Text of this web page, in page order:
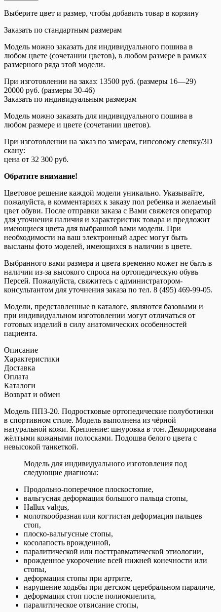
Выберите цвет и размер, чтобы добавить товар в корзину
Заказать по стандартным размерам
Модель можно заказать для индивидуального пошива в
любом цвете (сочетании цветов), в любом размере в рамках
размерного ряда этой модели.
При изготовлении на заказ: 13500 руб. (размеры 16—29)
20000 руб. (размеры 30-46)
Заказать по индивидуальным размерам
Модель можно заказать для индивидуального пошива в
любом размере и цвете (сочетании цветов).
При изготовлении на заказ по замерам, гипсовому слепку/3D
скану:
цена от 32 300 руб.
Обратите внимание!
Цветовое решение каждой модели уникально. Указывайте,
пожалуйста, в комментариях к заказу пол ребенка и желаемый
цвет обуви. После отправки заказа с Вами свяжется оператор
для уточнения наличия и характеристик товара и предложит
имеющиеся цвета для выбранной вами модели. При
необходимости на ваш электронный адрес могут быть
высланы фото моделей, имеющихся в наличии в цвете.
Выбранного вами размера и цвета временно может не быть в
наличии из-за высокого спроса на ортопедическую обувь
Персей. Пожалуйста, свяжитесь с администратором-
консультантом для уточнения заказа по тел. 8 (495) 469-99-05.
Модели, представленные в каталоге, являются базовыми и
при индивидуальном изготовлении могут отличаться от
готовых изделий в силу анатомических особенностей
пациента.
Описание
Характеристики
Доставка
Оплата
Каталоги
Возврат и обмен
Модель ПП3-20. Подростковые ортопедические полуботинки
в спортивном стиле. Модель выполнена из чёрной
натуральной кожи. Крепление: шнуровка в тон. Декорирована
жёлтыми кожаными полосками. Подошва белого цвета с
невысокой танкеткой.
Модель для индивидуального изготовления под
следующие диагнозы:
Продольно-поперечное плоскостопие,
вальгусная деформация большого пальца стопы,
Hallux valgus,
молоткообразная или когтистая деформация пальцев
стоп,
плоско-вальгусные стопы,
косолапость врожденной,
паралитической или посттравматической этиологии,
врожденное укорочение всей нижней конечности или
стопы,
деформация стопы при артрите,
нарушение ходьбы при детском церебральном параличе,
деформация стоп после полиомиелита,
паралитическое отвисание стопы,